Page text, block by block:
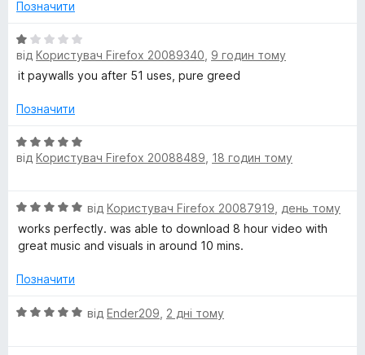
u
b
e
V
d
e
o
Позначити
О
ц
к
1
з
від Користувач Firefox 20089340 9 годин тому
it paywalls you after 51 uses, pure greed
Позначити
О
ц
к
а
5
5
від Користувач Firefox 20088489 18 годин тому
О
ц
к
5
від Користувач Firefox 20087919 день тому
works perfectly. was able to download 8 hour video with
great music and visuals in around 10 mins.
Позначити
О
від Ender209 2 дні тому